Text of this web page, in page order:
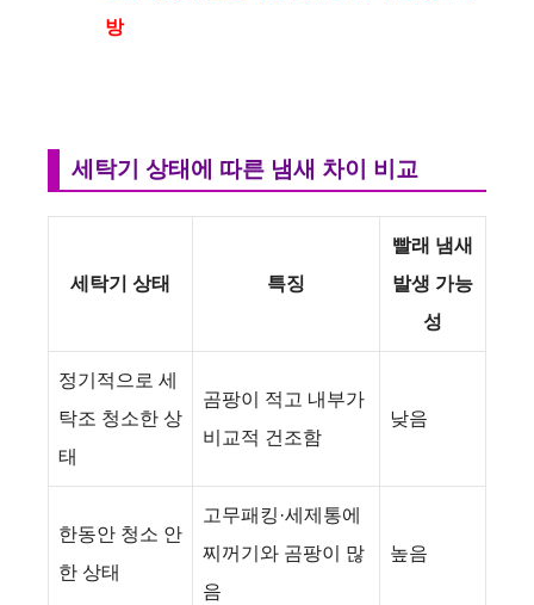
방
세탁기 상태에 따른 냄새 차이 비교
세탁기 상태 특징
빨래 냄새
발생 가능
성
정기적으로 세
탁조 청소한 상
태
곰팡이 적고 내부가
비교적 건조함
낮음
한동안 청소 안
한 상태
고무패킹·세제통에
찌꺼기와 곰팡이 많
음
높음